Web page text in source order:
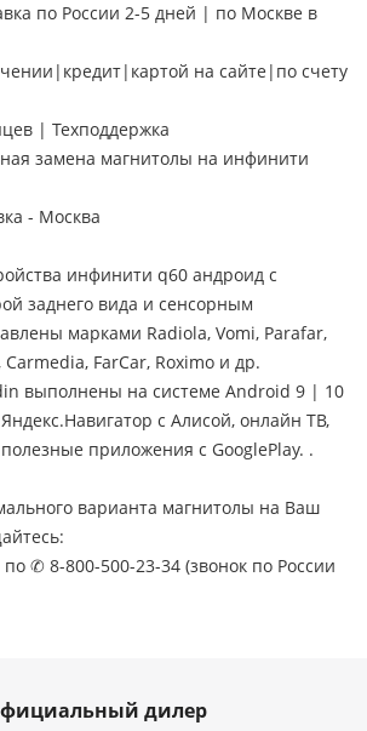
по России 2-5 дней | по Москве в
на сайте|по счету
| Техподдержка
замена магнитолы на инфинити
- Москва
инфинити q60 андроид с
заднего вида и сенсорным
марками Radiola, Vomi, Parafar,
FarCar, Roximo и др.
выполнены на системе Android 9 | 10
с Алисой, онлайн ТВ,
приложения с GooglePlay. .
варианта магнитолы на Ваш
✆ 8-800-500-23-34 (звонок по России
дилер